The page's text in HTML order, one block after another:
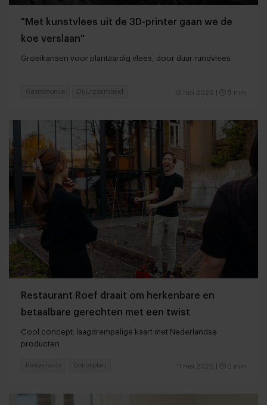
"Met kunstvlees uit de 3D-printer gaan we de
koe verslaan"
Groeikansen voor plantaardig vlees, door duur rundvlees
12 mei 2026 5 min
Gastronomie Duurzaamheid
Restaurant Roef draait om herkenbare en
betaalbare gerechten met een twist
Cool concept: laagdrempelige kaart met Nederlandse
producten
11 mei 2026 3 min
Restaurants Concepten